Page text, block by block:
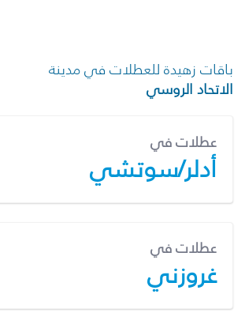
باقات زهيدة للعطلات في مدينة
الاتحاد الروسي
عطلات في
أدلر/سوتشي
عطلات في
غروزني